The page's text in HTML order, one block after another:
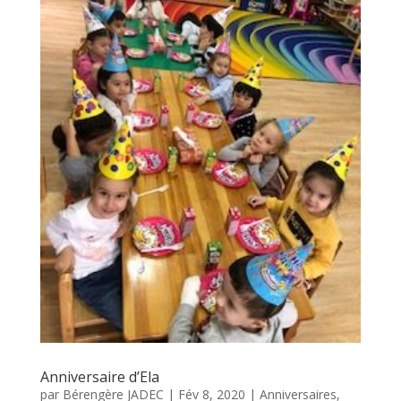
Anniversaire d’Ela
par Bérengère JADEC | Fév 8, 2020 | Anniversaires,